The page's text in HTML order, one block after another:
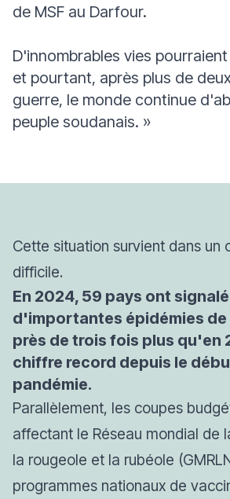
de MSF au Darfour.
D'innombrables vies
et pourtant, après plus de
guerre, le monde continue
peuple soudanais. »
Cette situation survient dans un
difficile.
En 2024, 59 pays ont signalé
d'importantes épidémies
près de trois fois plus qu'en
chiffre record depuis le
pandémie.
Parallèlement, les coupes
affectant le Réseau mondial de
la rougeole et la rubéole
programmes nationaux de